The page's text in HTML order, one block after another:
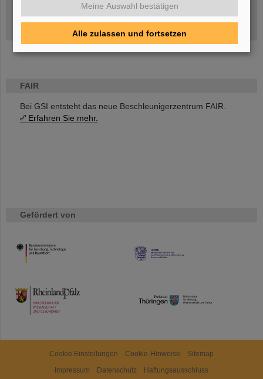
FAIR
Bei GSI entsteht das neue Beschleunigerzentrum FAIR.
Erfahren Sie mehr.
Gefördert von
HMWK
TMWWDG
GSI-FAIR Kolloquium
Aktuelle Termine
Cookie Einstellungen Cookie-Hinweise
Sitemap
Impressum
Datenschutz Haftungsausschluss
Meine Auswahl bestätigen
Alle zulassen und fortsetzen